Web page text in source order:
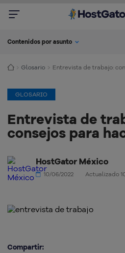
Contenidos por asunto
Glosario Entrevista de trabajo:
GLOSARIO
Entrevista de
consejos para
HostGator México
10/06/2022 Actualizado
Compartir: